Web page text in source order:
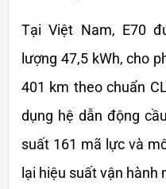
Tại Việt Nam, E70
lượng 47,5 kWh, cho
401 km theo chuẩn
dụng hệ dẫn động
suất 161 mã lực và
lại hiệu suất vận hành